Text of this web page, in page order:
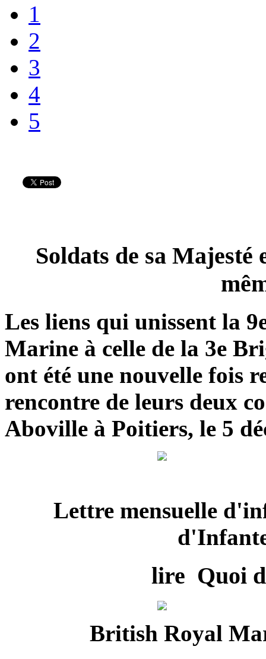
1
2
3
4
5
Soldats de sa Majesté
Les liens qui unissent la
Marine à celle de la 3e
ont été une nouvelle fois
rencontre de leurs deux
Aboville à Poitiers, le 5
Lettre mensuelle
lire Quoi
British Royal